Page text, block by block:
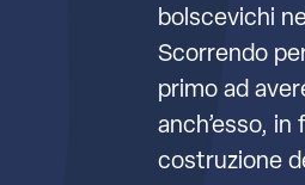
bolscevichi
Scorrendo
primo ad
anch’esso,
costruzione